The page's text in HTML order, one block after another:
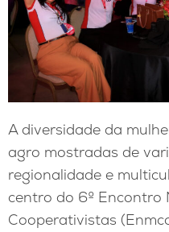
A diversidade da
agro mostradas de
regionalidade e
centro do 6º Encontro
Cooperativistas